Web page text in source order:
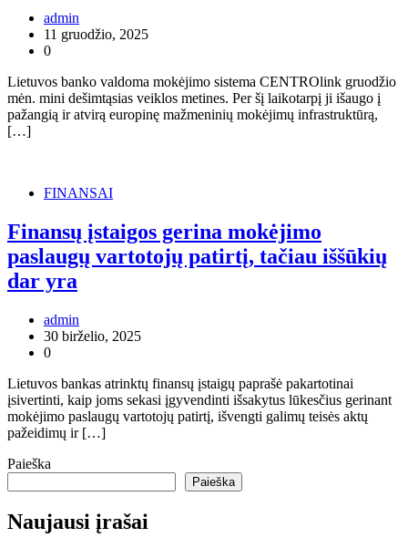
admin
11 gruodžio, 2025
0
Lietuvos banko valdoma mokėjimo sistema CENTROlink gruodžio
mėn. mini dešimtąsias veiklos metines. Per šį laikotarpį ji išaugo į
pažangią ir atvirą europinę mažmeninių mokėjimų infrastruktūrą,
[…]
FINANSAI
Finansų įstaigos gerina mokėjimo
paslaugų vartotojų patirtį, tačiau iššūkių
dar yra
admin
30 birželio, 2025
0
Lietuvos bankas atrinktų finansų įstaigų paprašė pakartotinai
įsivertinti, kaip joms sekasi įgyvendinti išsakytus lūkesčius gerinant
mokėjimo paslaugų vartotojų patirtį, išvengti galimų teisės aktų
pažeidimų ir […]
Paieška
Paieška
Naujausi įrašai